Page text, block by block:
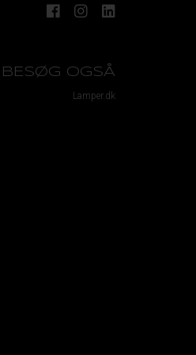
BESØG OGSÅ
Lamper.dk